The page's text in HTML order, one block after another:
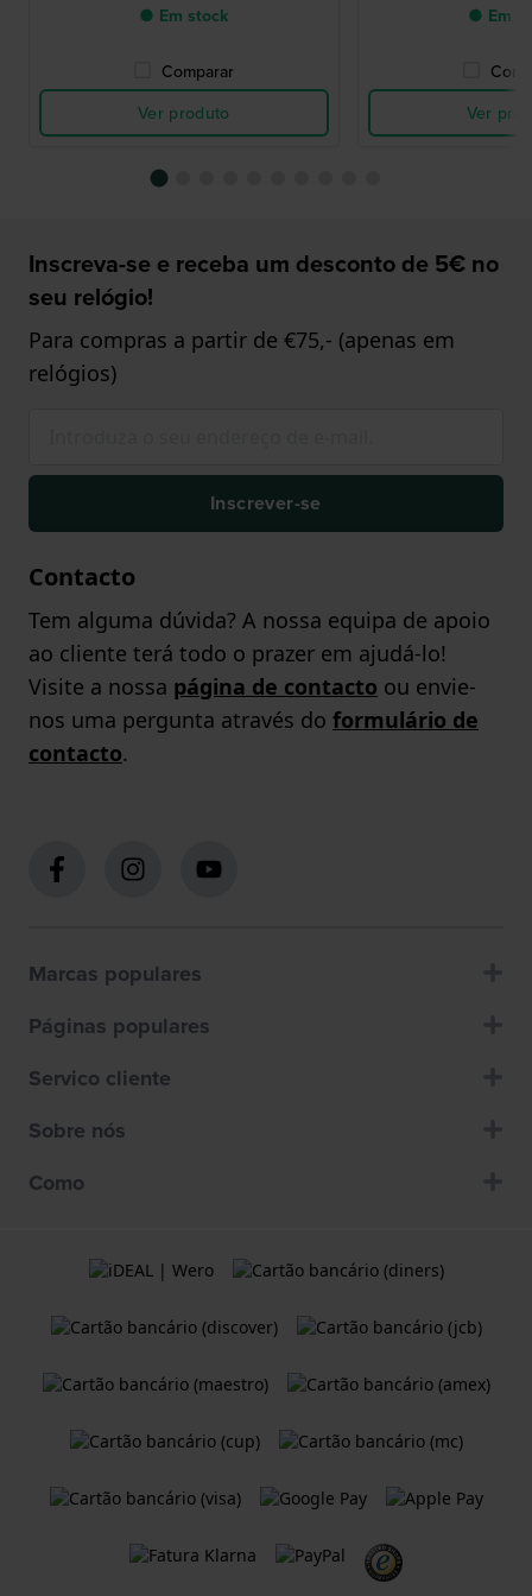
● Em stock
Comparar
Ver produto
● Em
Ver
Inscreva-se e receba um desconto de 5€ no
seu relógio!
Para compras a partir de €75,- (apenas em
relógios)
Inscrever-se
Contacto
Tem alguma dúvida? A nossa equipa de apoio
ao cliente terá todo o prazer em ajudá-lo!
Visite a nossa página de contacto ou envie-
nos uma pergunta através do formulário de
contacto.
Marcas populares
Páginas populares
Servico cliente
Sobre nós
Como